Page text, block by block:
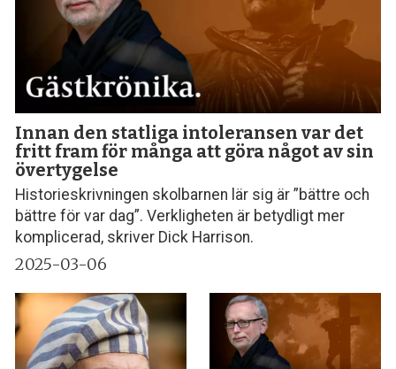
Innan den statliga intoleransen var det
fritt fram för många att göra något av sin
övertygelse
Historieskrivningen skolbarnen lär sig är ”bättre och
bättre för var dag”. Verkligheten är betydligt mer
komplicerad, skriver Dick Harrison.
2025-03-06